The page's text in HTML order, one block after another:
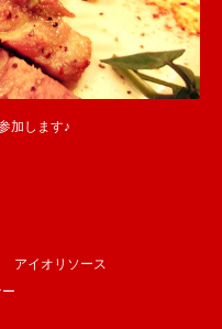
加します♪
アイオリソース